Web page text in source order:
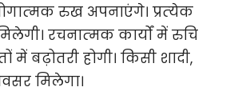
रुख अपनाएंगे। प्रत्‍येक
रचनात्‍मक कार्यों में रुचि
में बढ़ोतरी होगी। किसी शादी,
मिलेगा।